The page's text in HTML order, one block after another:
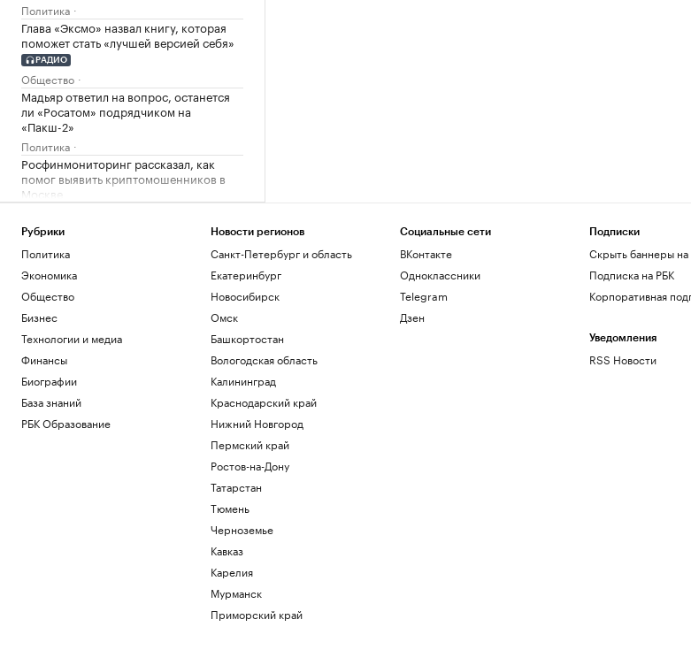
Политика
Глава «Эксмо» назвал книгу, которая
поможет стать «лучшей версией себя»
РАДИО
Общество
Мадьяр ответил на вопрос, останется
ли «Росатом» подрядчиком на
«Пакш-2»
Политика
Росфинмониторинг рассказал, как
помог выявить криптомошенников в
Москве
Андреева проиграла 34-й ракетке мира
РПЦ ответила на призыв уйти из
Африки
Политика
Минпромторг сообщил об изучении
властями идей по поддержке селлеров
WB
Бизнес
Александр Усик заявил, что у него есть
«два варианта» для прощального боя
Что такое медленная жизнь и какую
Рубрики
Политика
Экономика
Общество
Бизнес
Технологии и медиа
Финансы
Биографии
База знаний
РБК Образование
Новости регионов
Санкт-Петербург и область
Екатеринбург
Новосибирск
Омск
Башкортостан
Вологодская область
Калининград
Краснодарский край
Нижний Новгород
Пермский край
Ростов-на-Дону
Татарстан
Тюмень
Черноземье
Кавказ
Карелия
Мурманск
Приморский край
Социальные сети
ВКонтакте
Одноклассники
Telegram
Дзен
Подписки
Скрыть баннеры на
Подписка на РБК
Корпоративная
Уведомления
RSS Новости